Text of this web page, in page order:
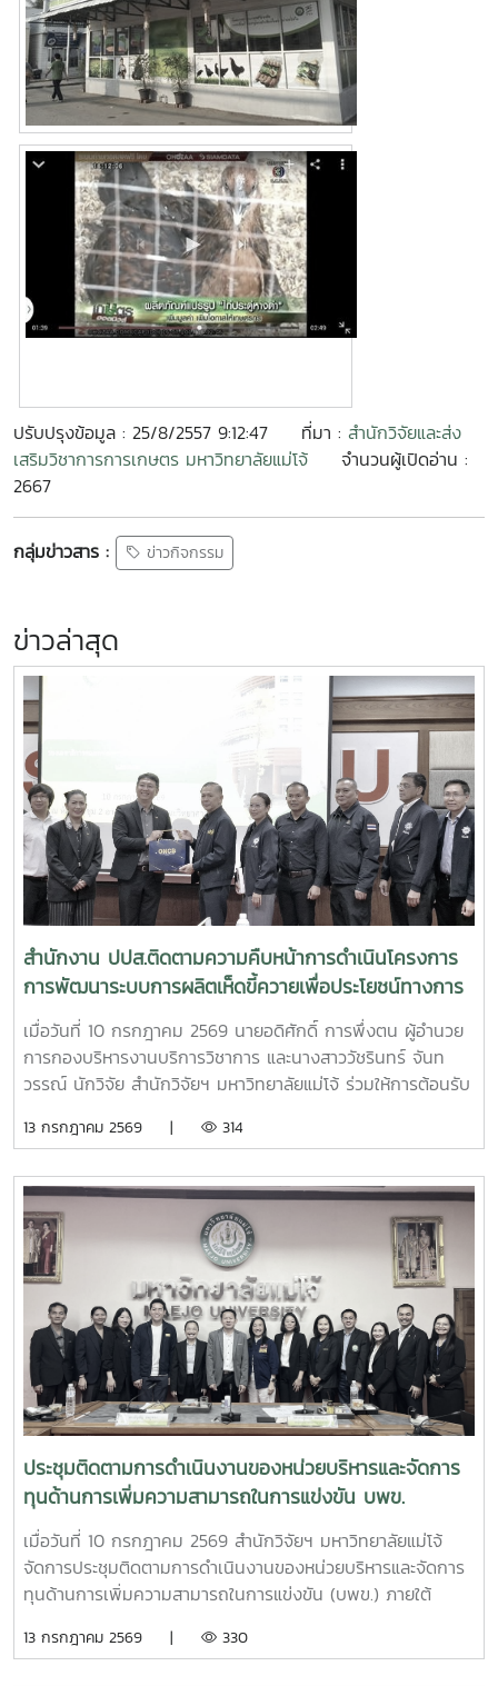
ปรับปรุงข้อมูล : 25/8/2557 9:12:47 ที่มา : สำนักวิจัยและส่ง
เสริมวิชาการการเกษตร มหาวิทยาลัยแม่โจ้
จำนวนผู้เปิดอ่าน :
2667
กลุ่มข่าวสาร : ข่าวกิจกรรม
ข่าวล่าสุด
สำนักงาน ปปส.ติดตามความคืบหน้าการดำเนินโครงการ
การพัฒนาระบบการผลิตเห็ดขี้ควายเพื่อประโยชน์ทางการ
แพทย์
เมื่อวันที่ 10 กรกฎาคม 2569 นายอดิศักดิ์ การพึ่งตน ผู้อำนวย
การกองบริหารงานบริการวิชาการ และนางสาววัชรินทร์ จันท
วรรณ์ นักวิจัย สำนักวิจัยฯ มหาวิทยาลัยแม่โจ้ ร่วมให้การต้อนรับ
ปราบปรามยาเสพติด (ป.ป.ส.) พร้อมคณะผู้บริหารและเจ้าหน้าที่
ความคืบหน้าการดำเนินโครงการการพัฒนาระบบการผลิตเห็ดขี้
ควายเพื่อประโยชน์ทางการแพทย์ โดยมีรองศาสตราจารย์ ดร.ชัย
ยศ สัมฤทธิ์สกุล รองอธิการบดีมหาวิทยาลัยแม่โจ้ ให้เกียรติเป็นผู้
แทนมหาวิทยาลัยกล่าวต้อนรับ โครงการดังกล่าวเป็นความร่วม
มือระหว่างสำนักงาน ป.ป.ส. และมหาวิทยาลัยแม่โจ้ ภายใต้
โครงการแผนงานบูรณาการการวิจัย พัฒนา และกำกับควบคุม
เห็ดขี้ควายในประเทศไทย เพื่อใช้ประโยชน์ทางการแพทย์ภายใต้
ระบบควบคุมของรัฐ ตามมาตรการควบคุมแห่งพระราชกฤษฎีกา
กำหนดพื้นที่ทดลองเพาะปลูกและสกัดสารสำคัญจากพืชฝิ่นและ
พืชเห็ดขี้ควายเพื่อประโยชน์ในการศึกษาวิจัย พ.ศ. 2568 ณ ห้อง
ประชุม 2 ชั้น 2 อาคารจุฬาภรณ์ คณะวิทยาศาสตร์ มหาวิทยาลัย
แม่โจ้
13 กรกฎาคม 2569 | 314
ประชุมติดตามการดำเนินงานของหน่วยบริหารและจัดการ
ทุนด้านการเพิ่มความสามารถในการแข่งขัน บพข.
เมื่อวันที่ 10 กรกฎาคม 2569 สำนักวิจัยฯ มหาวิทยาลัยแม่โจ้
จัดการประชุมติดตามการดำเนินงานของหน่วยบริหารและจัดการ
ทุนด้านการเพิ่มความสามารถในการแข่งขัน (บพข.) ภายใต้
แข่งขันและการพัฒนาพื้นที่ (องค์การมหาชน) ณ ห้องประชุมรวง
13 กรกฎาคม 2569 | 330